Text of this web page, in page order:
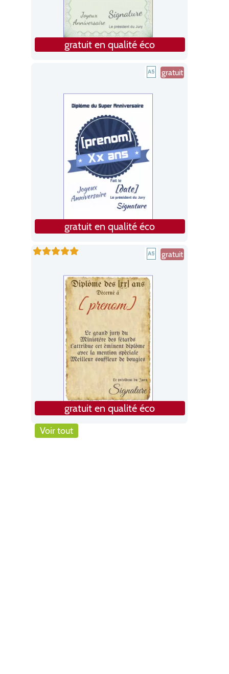
gratuit en qualité éco
gratuit
gratuit en qualité éco
gratuit
gratuit en qualité éco
Voir tout